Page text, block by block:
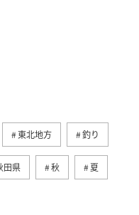
東北地方 釣り
田県 秋 夏